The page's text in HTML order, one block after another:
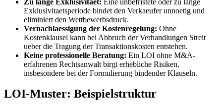
Exklusivitaetsperiode bindet den Verkaeufer unnoetig und
eliminiert den Wettbewerbsdruck.
Vernachlaessigung der Kostenregelung: Ohne
Kostenklausel kann bei Abbruch der Verhandlungen Streit
ueber die Tragung der Transaktionskosten entstehen.
Keine professionelle Beratung: Ein LOI ohne M&A-
erfahrenen Rechtsanwalt birgt erhebliche Risiken,
insbesondere bei der Formulierung bindender Klauseln.
LOI-Muster: Beispielstruktur